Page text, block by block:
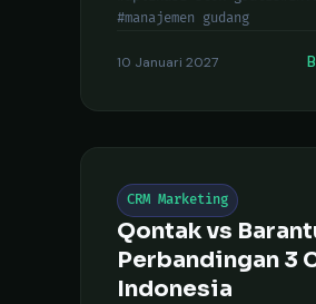
#manajemen gudang
10 Januari 2027
CRM Marketing
Qontak vs
Perbandingan 3
Indonesia